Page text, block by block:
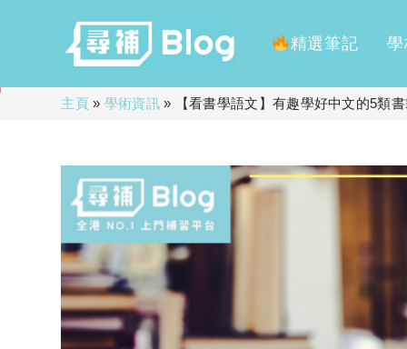
精選筆記
主頁» 學術資訊» 【看書學語文】有趣學好中文的5類